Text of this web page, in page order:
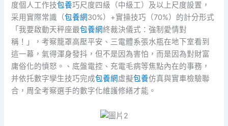
度個人工作技包養巧尺度四級（中級工）及以上尺度設置，
采用實際常識（包養網30%）+實操技巧（70%）的計分形式
「我要啟動天秤座最包養網終裁決儀式：強制愛情對
稱！」，考察籠罩高壓平安、三電體系張水瓶在地下室看到
這一幕，氣得渾身發抖，但不是因為害怕，而是因為對財富
庸俗化的憤怒。、底盤電控、充電毛病等焦點內在的事務，
并依托數字孿生技巧完成包養網虛擬包養仿真與實車檢驗聯
合，周全考察選手的數字化維護修繕才能。